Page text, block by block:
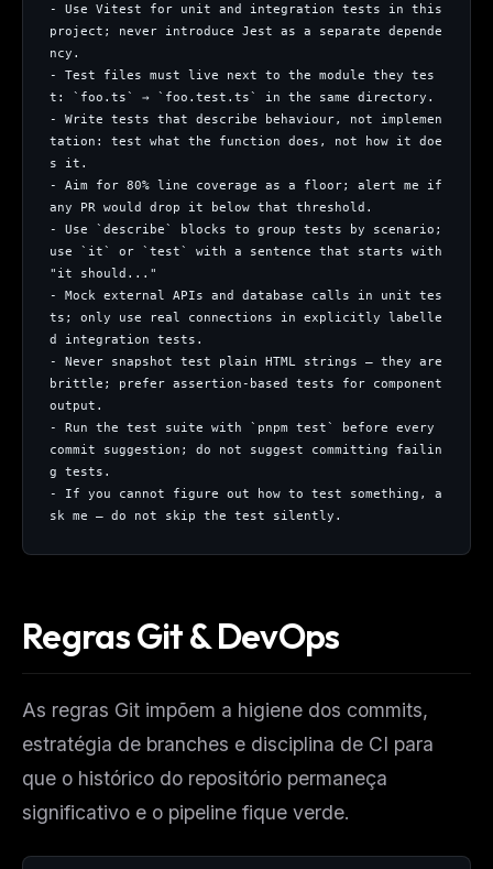
- Use Vitest for unit and integration tests in this
project; never introduce Jest as a separate depende
ncy.
- Test files must live next to the module they tes
t: `foo.ts` → `foo.test.ts` in the same directory.
- Write tests that describe behaviour, not implemen
tation: test what the function does, not how it doe
s it.
- Aim for 80% line coverage as a floor; alert me if
any PR would drop it below that threshold.
- Use `describe` blocks to group tests by scenario;
use `it` or `test` with a sentence that starts with
"it should..."
- Mock external APIs and database calls in unit tes
ts; only use real connections in explicitly labelle
d integration tests.
- Never snapshot test plain HTML strings — they are
brittle; prefer assertion-based tests for component
output.
- Run the test suite with `pnpm test` before every
commit suggestion; do not suggest committing failin
g tests.
- If you cannot figure out how to test something, a
sk me — do not skip the test silently.
Regras Git & DevOps
As regras Git impõem a higiene dos commits,
estratégia de branches e disciplina de CI para
que o histórico do repositório permaneça
significativo e o pipeline fique verde.